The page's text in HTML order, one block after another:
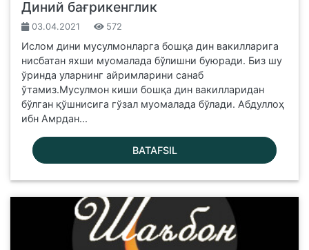
Диний бағрикенглик
03.04.2021 572
Ислом дини мусулмонларга бошқа дин вакилларига
нисбатан яхши муомалада бўлишни буюради. Биз шу
ўринда уларнинг айримларини санаб
ўтамиз.Мусулмон киши бошқа дин вакилларидан
бўлган қўшнисига гўзал муомалада бўлади. Абдуллоҳ
ибн Амрдан...
BATAFSIL